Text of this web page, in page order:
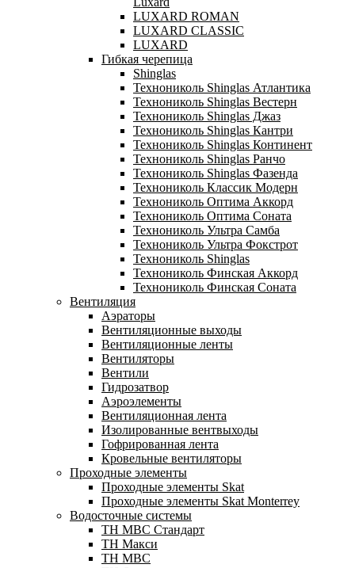
LUXARD ROMAN
LUXARD CLASSIC
LUXARD
Гибкая черепица
Shinglas
Технониколь Shinglas Атлантика
Технониколь Shinglas Вестерн
Технониколь Shinglas Джаз
Технониколь Shinglas Кантри
Технониколь Shinglas Континент
Технониколь Shinglas Ранчо
Технониколь Shinglas Фазенда
Технониколь Классик Модерн
Технониколь Оптима Аккорд
Технониколь Оптима Соната
Технониколь Ультра Самба
Технониколь Ультра Фокстрот
Технониколь Shinglas
Технониколь Финская Аккорд
Технониколь Финская Соната
Вентиляция
Аэраторы
Вентиляционные выходы
Вентиляционные ленты
Вентиляторы
Вентили
Гидрозатвор
Аэроэлементы
Вентиляционная лента
Изолированные вентвыходы
Гофрированная лента
Кровельные вентиляторы
Проходные элементы
Проходные элементы Skat
Проходные элементы Skat Monterrey
Водосточные системы
TH MBC Стандарт
TH Макси
TH МВС